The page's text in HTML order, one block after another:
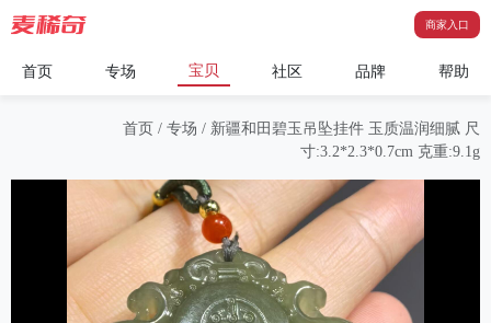
商家入口
首页 专场 宝贝 社区 品牌 帮助
首页 / 专场 / 新疆和田碧玉吊坠挂件 ​玉质温润细腻 ​尺
寸:3.2*2.3*0.7cm ​克重:9.1g